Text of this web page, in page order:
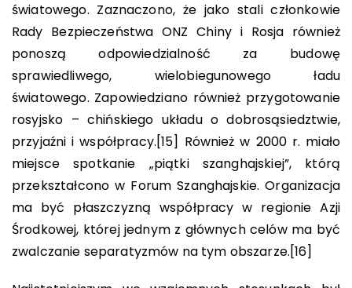
światowego. Zaznaczono, że jako stali członkowie
Rady Bezpieczeństwa ONZ Chiny i Rosja również
ponoszą odpowiedzialność za budowę
sprawiedliwego, wielobiegunowego ładu
światowego. Zapowiedziano również przygotowanie
rosyjsko – chińskiego układu o dobrosąsiedztwie,
przyjaźni i współpracy.[15] Również w 2000 r. miało
miejsce spotkanie „piątki szanghajskiej”, którą
przekształcono w Forum Szanghajskie. Organizacja
ma być płaszczyzną współpracy w regionie Azji
Środkowej, której jednym z głównych celów ma być
zwalczanie separatyzmów na tym obszarze.[16]